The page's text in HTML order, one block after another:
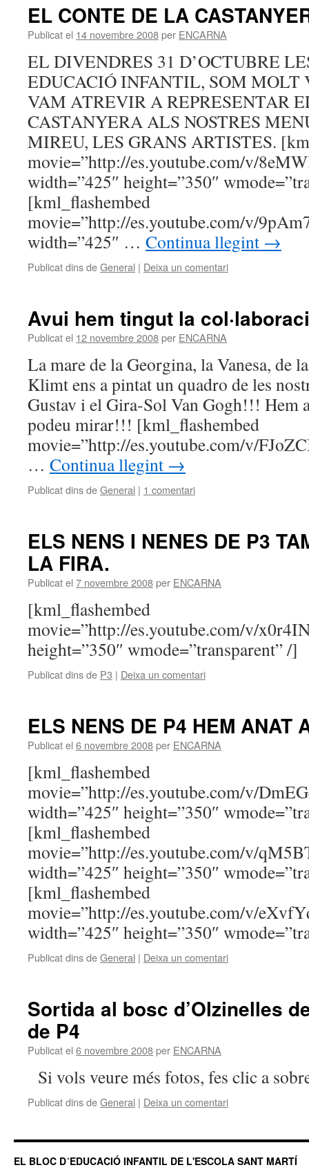
EL CONTE DE LA
Publicat el 14 novembre 2008per ENCARNA
EL DIVENDRES 31 D’OCTUBRE
EDUCACIÓ INFANTIL, SOM MOLT
VAM ATREVIR A REPRESENTAR
CASTANYERA ALS NOSTRES
MIREU, LES GRANS ARTISTES.
movie=”http://es.youtube.com/v/
width=”425″ height=”350″
[kml_flashembed
movie=”http://es.youtube.com/v/
width=”425″ … Continua llegint →
Publicat dins deGeneral | Deixa un comentari
Avui hem tingut la
Publicat el 12 novembre 2008per ENCARNA
La mare de la Georgina, la Vanesa, de
Klimt ens a pintat un quadro de les
Gustav i el Gira-Sol Van Gogh!!! Hem
podeu mirar!!! [kml_flashembed
movie=”http://es.youtube.com/v/
… Continua llegint →
Publicat dins deGeneral | 1 comentari
ELS NENS I NENES DE P3
LA FIRA.
Publicat el 7 novembre 2008per ENCARNA
[kml_flashembed
movie=”http://es.youtube.com/v/
height=”350″ wmode=”transparent” /]
Publicat dins de P3 | Deixa un comentari
ELS NENS DE P4 HEM ANAT
Publicat el 6 novembre 2008per ENCARNA
[kml_flashembed
movie=”http://es.youtube.com/v/
width=”425″ height=”350″
[kml_flashembed
movie=”http://es.youtube.com/v/
width=”425″ height=”350″
[kml_flashembed
movie=”http://es.youtube.com/v/
width=”425″ height=”350″
Publicat dins deGeneral | Deixa un comentari
Sortida al bosc d’Olzinelles
de P4
Publicat el 6 novembre 2008per ENCARNA
Si vols veure més fotos, fes clic a
Publicat dins deGeneral | Deixa un comentari
EL BLOC D´EDUCACIÓ INFANTIL DE L'ESCOLA SANT MARTÍ